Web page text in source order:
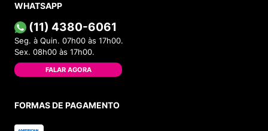
WHATSAPP
(11) 4380-6061
Seg. à Quin. 07h00 às 17h00.
Sex. 08h00 às 17h00.
FALAR AGORA
FORMAS DE PAGAMENTO